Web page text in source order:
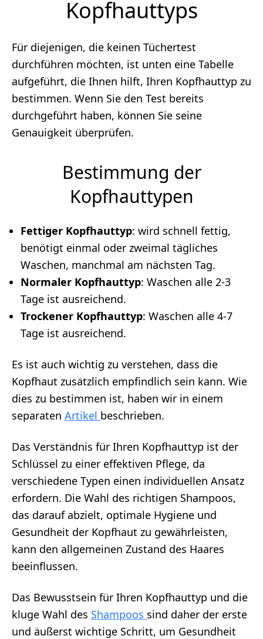
Kopfhauttyps
Für diejenigen, die keinen Tüchertest
durchführen möchten, ist unten eine Tabelle
aufgeführt, die Ihnen hilft, Ihren Kopfhauttyp zu
bestimmen. Wenn Sie den Test bereits
durchgeführt haben, können Sie seine
Genauigkeit überprüfen.
Bestimmung der
Kopfhauttypen
Fettiger Kopfhauttyp: wird schnell fettig,
benötigt einmal oder zweimal tägliches
Waschen, manchmal am nächsten Tag.
Normaler Kopfhauttyp: Waschen alle 2-3
Tage ist ausreichend.
Trockener Kopfhauttyp: Waschen alle 4-7
Tage ist ausreichend.
Es ist auch wichtig zu verstehen, dass die
Kopfhaut zusätzlich empfindlich sein kann. Wie
dies zu bestimmen ist, haben wir in einem
separaten Artikel beschrieben.
Das Verständnis für Ihren Kopfhauttyp ist der
Schlüssel zu einer effektiven Pflege, da
verschiedene Typen einen individuellen Ansatz
erfordern. Die Wahl des richtigen Shampoos,
das darauf abzielt, optimale Hygiene und
Gesundheit der Kopfhaut zu gewährleisten,
kann den allgemeinen Zustand des Haares
beeinflussen.
Das Bewusstsein für Ihren Kopfhauttyp und die
kluge Wahl des Shampoos sind daher der erste
und äußerst wichtige Schritt, um Gesundheit